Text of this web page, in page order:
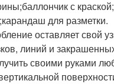
с
для разметки.
оставляет свой
линий и
своими руками